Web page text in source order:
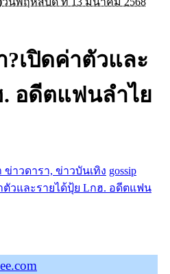
?เปิดค่าตัวและ
อดีตแฟนลำไย
ข่าวดารา, ข่าวบันเทิง gossip
ตัวและรายได้ปุ้ย Lกฮ. อดีตแฟน